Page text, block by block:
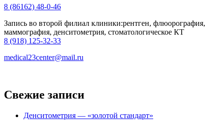
8 (86162) 48-0-46
Запись во второй филиал клиники:рентген, флюорография,
маммография, денситометрия, стоматологическое КТ
8 (918) 125-32-33
medical23center@mail.ru
Свежие записи
Денситометрия — «золотой стандарт»